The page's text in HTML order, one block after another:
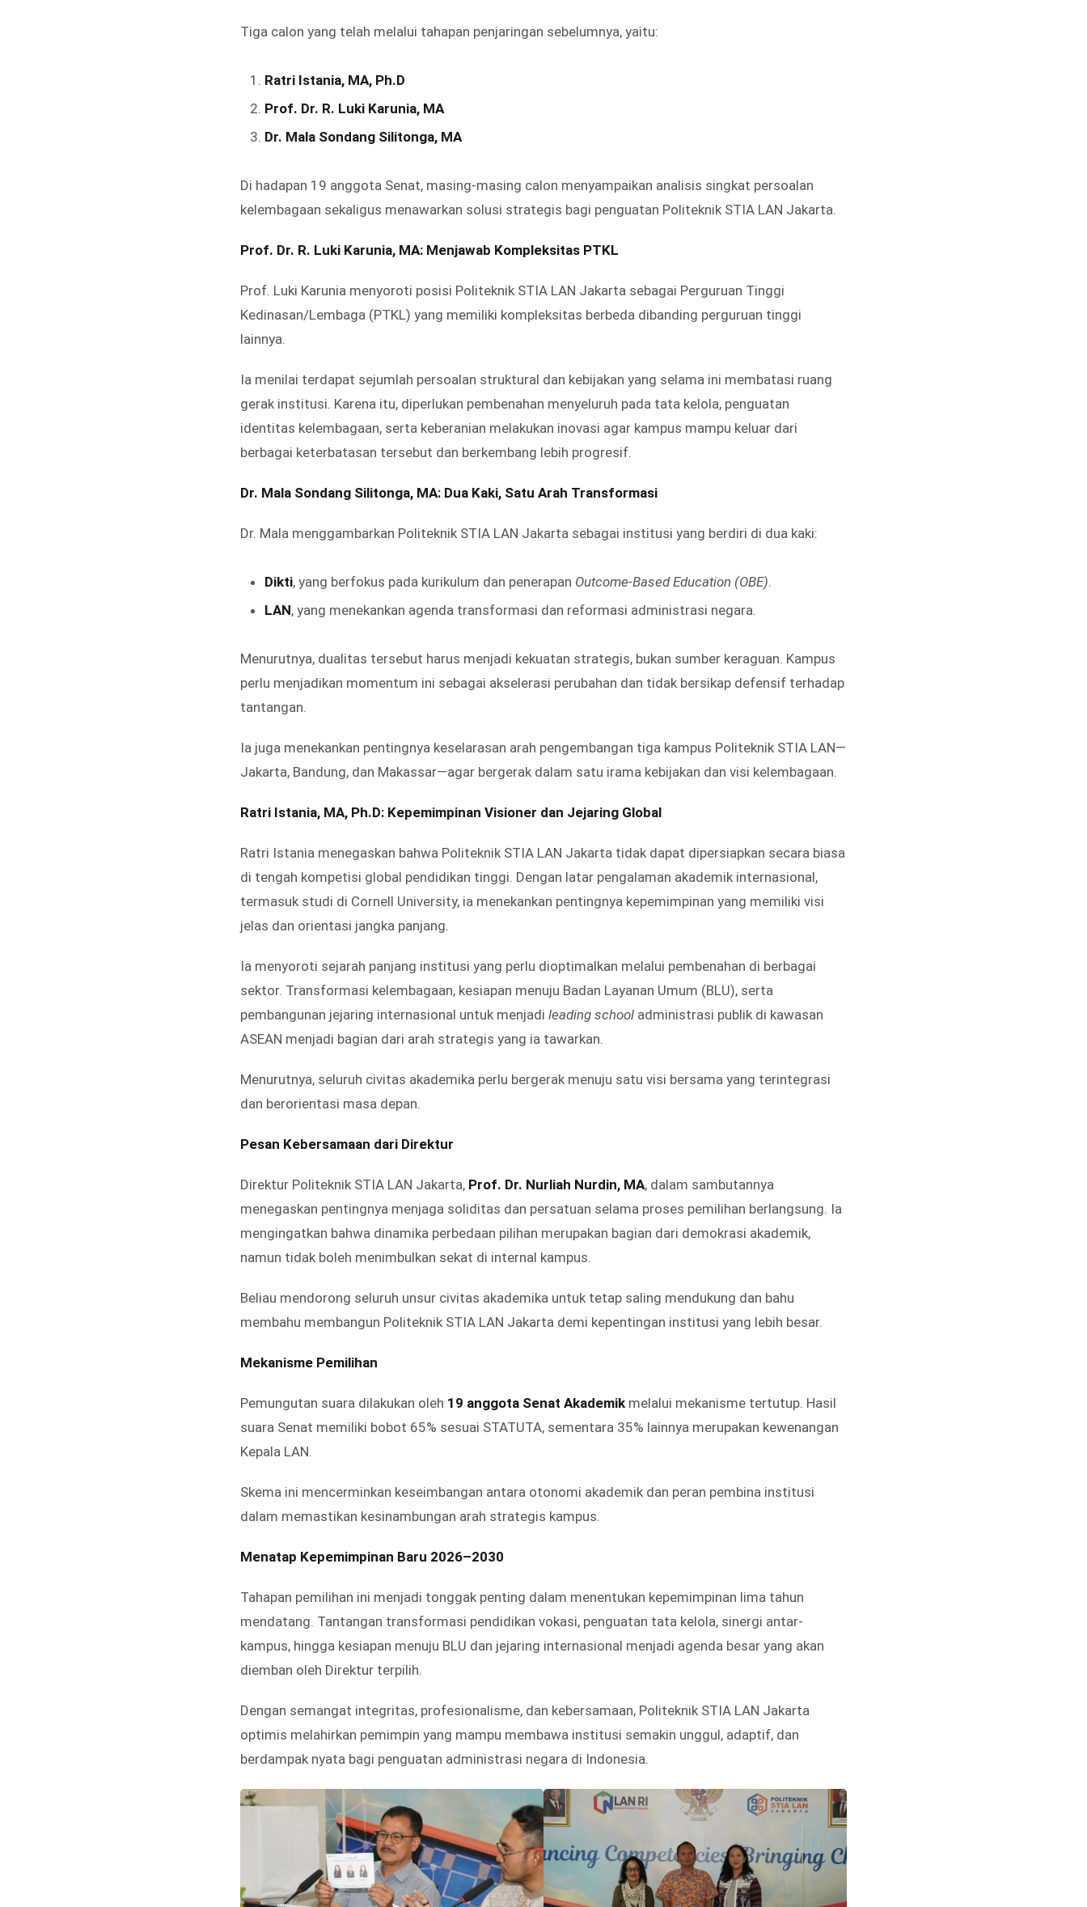
Tiga calon yang telah melalui tahapan penjaringan sebelumnya, yaitu:
Ratri Istania, MA, Ph.D
Prof. Dr. R. Luki Karunia, MA
Dr. Mala Sondang Silitonga, MA
Di hadapan 19 anggota Senat, masing-masing calon menyampaikan analisis singkat persoalan
kelembagaan sekaligus menawarkan solusi strategis bagi penguatan Politeknik STIA LAN Jakarta.
Prof. Dr. R. Luki Karunia, MA: Menjawab Kompleksitas PTKL
Prof. Luki Karunia menyoroti posisi Politeknik STIA LAN Jakarta sebagai Perguruan Tinggi
Kedinasan/Lembaga (PTKL) yang memiliki kompleksitas berbeda dibanding perguruan tinggi
lainnya.
Ia menilai terdapat sejumlah persoalan struktural dan kebijakan yang selama ini membatasi ruang
gerak institusi. Karena itu, diperlukan pembenahan menyeluruh pada tata kelola, penguatan
identitas kelembagaan, serta keberanian melakukan inovasi agar kampus mampu keluar dari
berbagai keterbatasan tersebut dan berkembang lebih progresif.
Dr. Mala Sondang Silitonga, MA: Dua Kaki, Satu Arah Transformasi
Dr. Mala menggambarkan Politeknik STIA LAN Jakarta sebagai institusi yang berdiri di dua kaki:
Dikti, yang berfokus pada kurikulum dan penerapan Outcome-Based Education (OBE).
LAN, yang menekankan agenda transformasi dan reformasi administrasi negara.
Menurutnya, dualitas tersebut harus menjadi kekuatan strategis, bukan sumber keraguan. Kampus
perlu menjadikan momentum ini sebagai akselerasi perubahan dan tidak bersikap defensif terhadap
tantangan.
Ia juga menekankan pentingnya keselarasan arah pengembangan tiga kampus Politeknik STIA LAN—
Jakarta, Bandung, dan Makassar—agar bergerak dalam satu irama kebijakan dan visi kelembagaan.
Ratri Istania, MA, Ph.D: Kepemimpinan Visioner dan Jejaring Global
Ratri Istania menegaskan bahwa Politeknik STIA LAN Jakarta tidak dapat dipersiapkan secara biasa
di tengah kompetisi global pendidikan tinggi. Dengan latar pengalaman akademik internasional,
termasuk studi di Cornell University, ia menekankan pentingnya kepemimpinan yang memiliki visi
jelas dan orientasi jangka panjang.
Ia menyoroti sejarah panjang institusi yang perlu dioptimalkan melalui pembenahan di berbagai
sektor. Transformasi kelembagaan, kesiapan menuju Badan Layanan Umum (BLU), serta
pembangunan jejaring internasional untuk menjadi leading school administrasi publik di kawasan
ASEAN menjadi bagian dari arah strategis yang ia tawarkan.
Menurutnya, seluruh civitas akademika perlu bergerak menuju satu visi bersama yang terintegrasi
dan berorientasi masa depan.
Pesan Kebersamaan dari Direktur
Direktur Politeknik STIA LAN Jakarta, Prof. Dr. Nurliah Nurdin, MA, dalam sambutannya
menegaskan pentingnya menjaga soliditas dan persatuan selama proses pemilihan berlangsung. Ia
mengingatkan bahwa dinamika perbedaan pilihan merupakan bagian dari demokrasi akademik,
namun tidak boleh menimbulkan sekat di internal kampus.
Beliau mendorong seluruh unsur civitas akademika untuk tetap saling mendukung dan bahu
membahu membangun Politeknik STIA LAN Jakarta demi kepentingan institusi yang lebih besar.
Mekanisme Pemilihan
Pemungutan suara dilakukan oleh 19 anggota Senat Akademik melalui mekanisme tertutup. Hasil
suara Senat memiliki bobot 65% sesuai STATUTA, sementara 35% lainnya merupakan kewenangan
Kepala LAN.
Skema ini mencerminkan keseimbangan antara otonomi akademik dan peran pembina institusi
dalam memastikan kesinambungan arah strategis kampus.
Menatap Kepemimpinan Baru 2026–2030
Tahapan pemilihan ini menjadi tonggak penting dalam menentukan kepemimpinan lima tahun
mendatang. Tantangan transformasi pendidikan vokasi, penguatan tata kelola, sinergi antar-
kampus, hingga kesiapan menuju BLU dan jejaring internasional menjadi agenda besar yang akan
diemban oleh Direktur terpilih.
Dengan semangat integritas, profesionalisme, dan kebersamaan, Politeknik STIA LAN Jakarta
optimis melahirkan pemimpin yang mampu membawa institusi semakin unggul, adaptif, dan
berdampak nyata bagi penguatan administrasi negara di Indonesia.